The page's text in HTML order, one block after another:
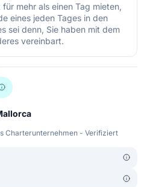
mehr als einen Tag mieten,
eines jeden Tages in den
sei denn, Sie haben mit dem
vereinbart.
Charterunternehmen - Verifiziert